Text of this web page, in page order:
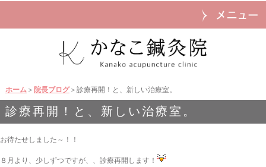
ホーム＞ 院長ブログ＞診療再開！と、新しい治療室。
診療再開！と、新しい治療室。
お待たせしました～！！
８月より、少しずつですが、、診療再開します！